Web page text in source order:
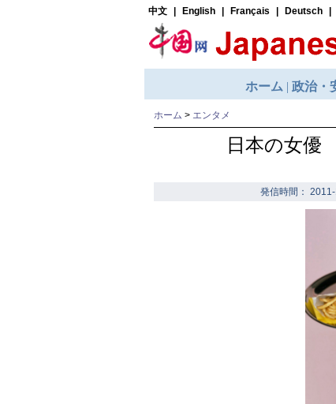
ホーム > エンタメ
日本の女優
発信時間：